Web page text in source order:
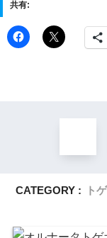
共有:
CATEGORY : ト